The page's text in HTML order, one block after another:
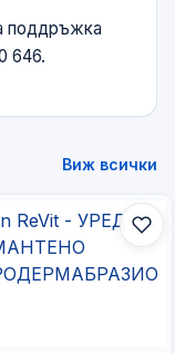
поддръжка
646.
Виж всички